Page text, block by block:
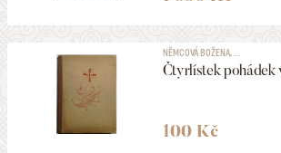
NĚMCOVÁ BOŽENA, ...
Čtyrlístek pohádek
100 Kč